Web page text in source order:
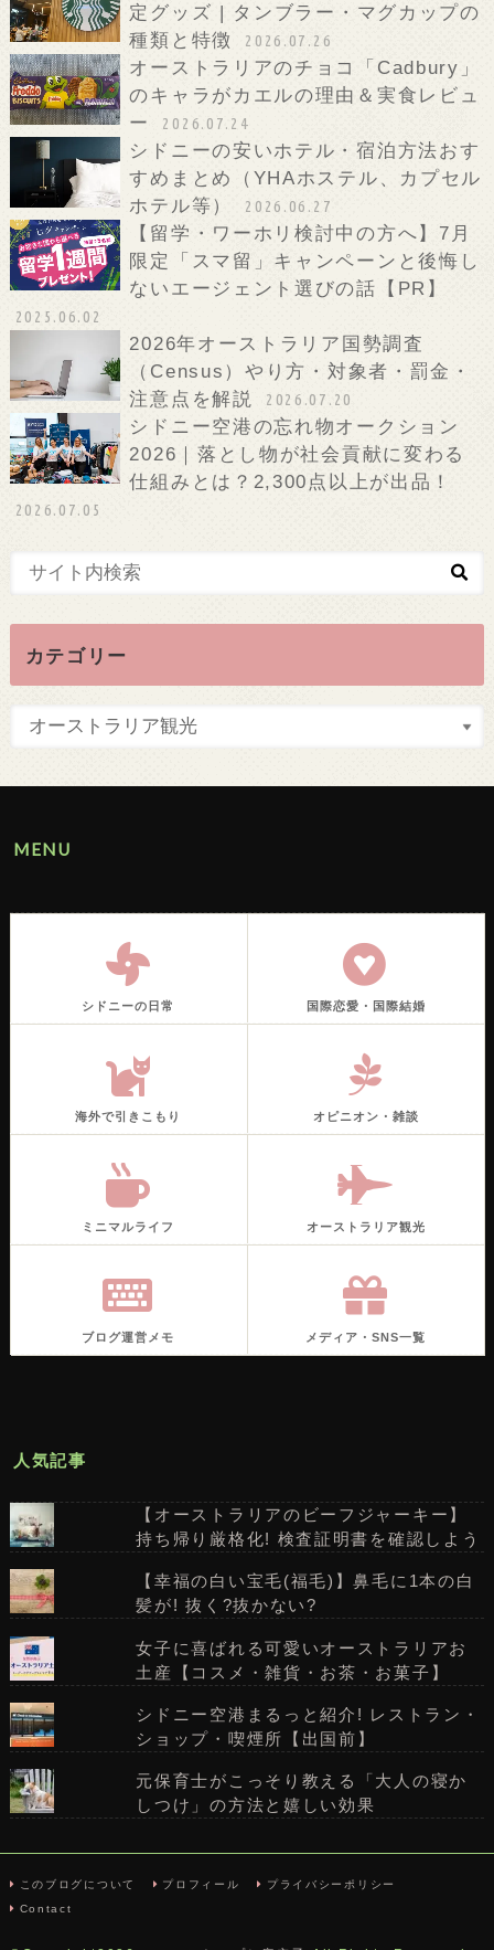
定グッズ | タンブラー・マグカップの
種類と特徴
2026.07.26
オーストラリアのチョコ「Cadbury」
のキャラがカエルの理由＆実食レビュ
ー
2026.07.24
シドニーの安いホテル・宿泊方法おす
すめまとめ（YHAホステル、カプセル
ホテル等）
2026.06.27
【留学・ワーホリ検討中の方へ】7月
限定「スマ留」キャンペーンと後悔し
ないエージェント選びの話【PR】
2025.06.02
2026年オーストラリア国勢調査
（Census）やり方・対象者・罰金・
注意点を解説
2026.07.20
シドニー空港の忘れ物オークション
2026｜落とし物が社会貢献に変わる
仕組みとは？2,300点以上が出品！
2026.07.05
カテゴリー
MENU
シドニーの日常 国際恋愛・国際結婚
海外で引きこもり オピニオン・雑談
ミニマルライフ オーストラリア観光
ブログ運営メモ メディア・SNS一覧
人気記事
【オーストラリアのビーフジャーキー】
持ち帰り厳格化! 検査証明書を確認しよう
【幸福の白い宝毛(福毛)】鼻毛に1本の白
髪が! 抜く?抜かない?
女子に喜ばれる可愛いオーストラリアお
土産【コスメ・雑貨・お茶・お菓子】
シドニー空港まるっと紹介! レストラン・
ショップ・喫煙所【出国前】
元保育士がこっそり教える「大人の寝か
しつけ」の方法と嬉しい効果
このブログについて プロフィール
プライバシーポリシー
Contact